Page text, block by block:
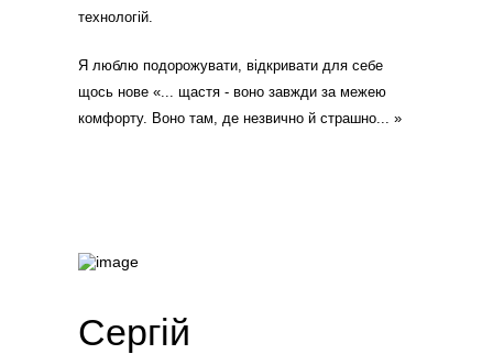
технологій.
Я люблю подорожувати, відкривати для себе
щось нове «... щастя - воно завжди за межею
комфорту. Воно там, де незвично й страшно... »
Сергій